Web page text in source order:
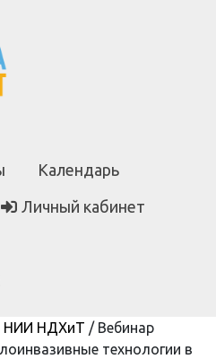
Календарь
Личный кабинет
НИИ НДХиТ / Вебинар
технологии в